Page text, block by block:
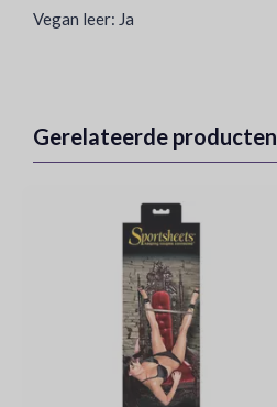
Vegan leer: Ja
Gerelateerde producten